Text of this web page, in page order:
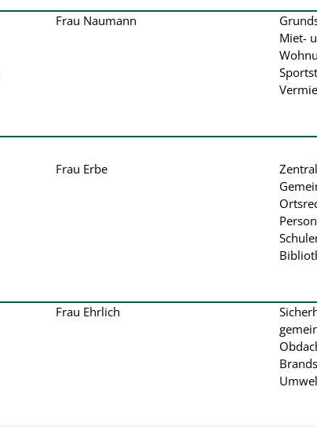
Frau Naumann
Miet-
Frau Erbe
Frau Ehrlich